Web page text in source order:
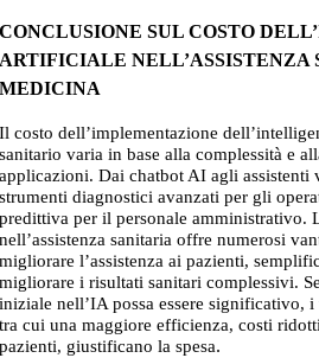
CONCLUSIONE SUL COSTO
ARTIFICIALE NELL’ASSISTENZA
MEDICINA
Il costo dell’implementazione
sanitario varia in base alla complessità e
applicazioni. Dai chatbot AI agli
strumenti diagnostici avanzati per gli
predittiva per il personale amministrativo.
nell’assistenza sanitaria offre numerosi
migliorare l’assistenza ai pazienti,
migliorare i risultati sanitari complessivi.
iniziale nell’IA possa essere significativo,
tra cui una maggiore efficienza, costi
pazienti, giustificano la spesa.